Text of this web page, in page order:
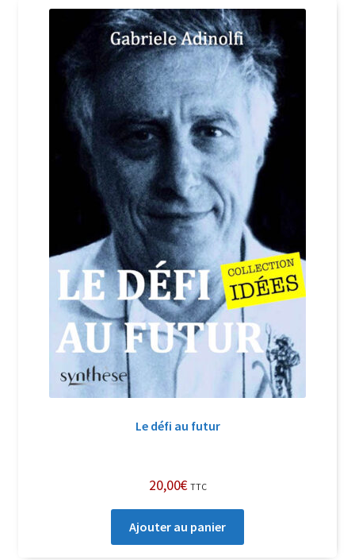
Le défi au futur
20,00€ TTC
Ajouter au panier